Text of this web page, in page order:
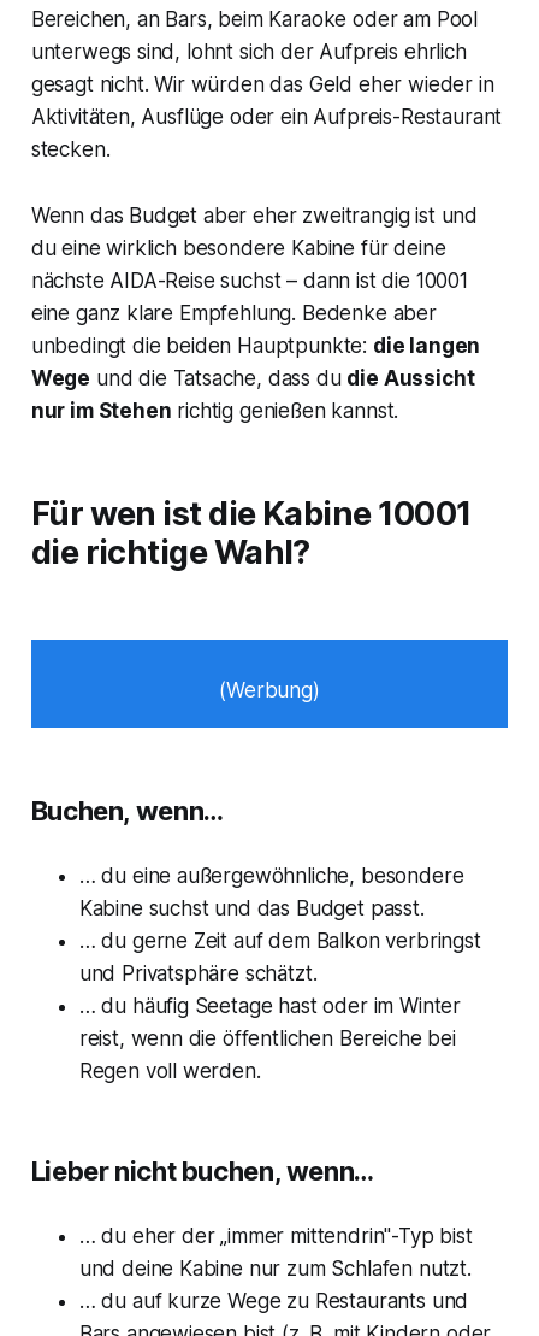
Bereichen, an Bars, beim Karaoke oder am Pool
unterwegs sind, lohnt sich der Aufpreis ehrlich
gesagt nicht. Wir würden das Geld eher wieder in
Aktivitäten, Ausflüge oder ein Aufpreis-Restaurant
stecken.
Wenn das Budget aber eher zweitrangig ist und
du eine wirklich besondere Kabine für deine
nächste AIDA-Reise suchst – dann ist die 10001
eine ganz klare Empfehlung. Bedenke aber
unbedingt die beiden Hauptpunkte: die langen
Wege und die Tatsache, dass du die Aussicht
nur im Stehen richtig genießen kannst.
Für wen ist die Kabine 10001
die richtige Wahl?
(Werbung)
Buchen, wenn…
… du eine außergewöhnliche, besondere
Kabine suchst und das Budget passt.
… du gerne Zeit auf dem Balkon verbringst
und Privatsphäre schätzt.
… du häufig Seetage hast oder im Winter
reist, wenn die öffentlichen Bereiche bei
Regen voll werden.
Lieber nicht buchen, wenn…
… du eher der „immer mittendrin"-Typ bist
und deine Kabine nur zum Schlafen nutzt.
… du auf kurze Wege zu Restaurants und